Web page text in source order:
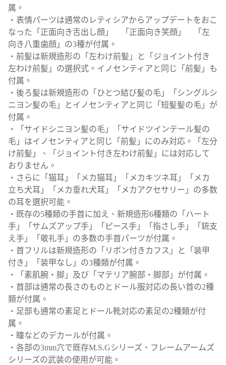
属。
・表情パーツは通常のレティシアからアップデートをおこ
なった「正面向き舌出し顔」 「正面向き笑顔」 「左
向き八重歯顔」の3種が付属。
・前髪は新規造形の「左わけ前髪」と「ジョイント付き
左わけ前髪」の選択式。イノセンティアと同じ「前髪」も
付属。
・後ろ髪は新規造形の「ひとつ結び髪の毛」「シングルシ
ニヨン髪の毛」とイノセンティアと同じ「短髪髪の毛」が
付属。
・「サイドシニヨン髪の毛」「サイドツインテール髪の
毛」はイノセンティアと同じ「前髪」にのみ対応。「左分
け前髪」、「ジョイント付き左わけ前髪」には対応して
おりません。
・さらに「猫耳」「メカ猫耳」「メカキツネ耳」「メカ
立ち犬耳」「メカ垂れ犬耳」「メカアクセサリー」の多数
の耳を選択可能。
・既存の5種類の手首に加え、新規造形6種類の「ハート
手」「サムズアップ手」「ピース手」「指さし手」「銃支
え手」「敬礼手」の多数の手首パーツが付属。
・首フリルは新規造形の「リボン付きカフス」と「装甲
付き」「装甲なし」の3種類が付属。
・「素肌腕・脚」及び「マテリア腕部・脚部」が付属。
・首部は通常の長さのものとドール服対応の長い首の2種
類が付属。
・足部も通常の素足とドール靴対応の素足の2種類が付
属。
・瞳などのデカールが付属。
・各部の3mm穴で既存M.S.Gシリーズ、フレームアームズ
シリーズの武装の使用が可能。